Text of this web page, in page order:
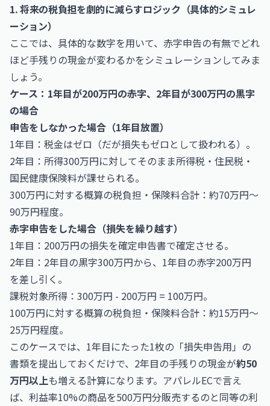
1. 将来の税負担を劇的に減らすロジック（具体的シミュレ
ーション）
ここでは、具体的な数字を用いて、赤字申告の有無でどれ
ほど手残りの現金が変わるかをシミュレーションしてみま
しょう。
ケース：1年目が200万円の赤字、2年目が300万円の黒字
の場合
申告をしなかった場合（1年目放置）
1年目：税金はゼロ（だが損失もゼロとして扱われる）。
2年目：所得300万円に対してそのまま所得税・住民税・
国民健康保険料が課せられる。
300万円に対する概算の税負担・保険料合計：約70万円〜
90万円程度。
赤字申告をした場合（損失を繰り越す）
1年目：200万円の損失を確定申告書で確定させる。
2年目：2年目の黒字300万円から、1年目の赤字200万円
を差し引く。
課税対象所得：300万円 - 200万円 = 100万円。
100万円に対する概算の税負担・保険料合計：約15万円〜
25万円程度。
このケースでは、1年目にたった1枚の「損失申告用」の
書類を提出しておくだけで、2年目の手残りの現金が約50
万円以上も増える計算になります。アパレルECで言え
ば、利益率10%の商品を500万円分販売するのと同等の利